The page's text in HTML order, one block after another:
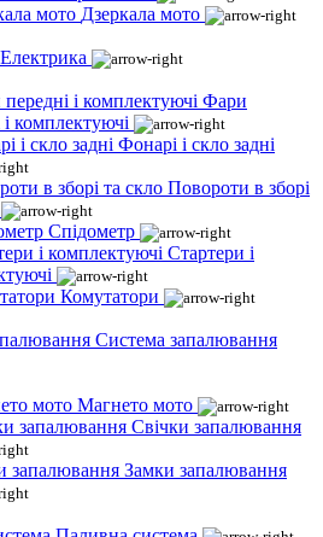
Дзеркала мото
Електрика
Фари
і комплектуючі
Фонарі і скло задні
Повороти в зборі
Спідометр
Стартери і
Комутатори
Система запалювання
Магнето мото
Свічки запалювання
Замки запалювання